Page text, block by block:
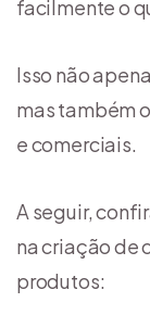
facilmente o
Isso não
mas também
e comerciais.
A seguir,
na criação de
produtos: